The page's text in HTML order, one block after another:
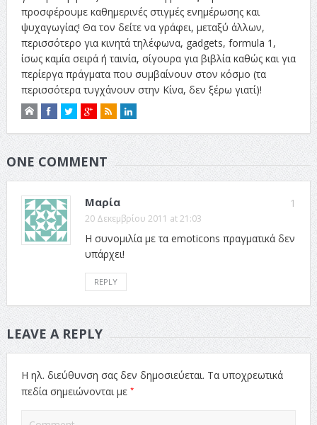
προσφέρουμε καθημερινές στιγμές ενημέρωσης και
ψυχαγωγίας! Θα τον δείτε να γράφει, μεταξύ άλλων,
περισσότερο για κινητά τηλέφωνα, gadgets, formula 1,
ίσως καμία σειρά ή ταινία, σίγουρα για βιβλία καθώς και για
περίεργα πράγματα που συμβαίνουν στον κόσμο (τα
περισσότερα τυγχάνουν στην Κίνα, δεν ξέρω γιατί)!
ONE COMMENT
1
Μαρία
20 Δεκεμβρίου 2011 at 21:03
Η συνομιλία με τα emoticons πραγματικά δεν
υπάρχει!
REPLY
LEAVE A REPLY
Η ηλ. διεύθυνση σας δεν δημοσιεύεται. Τα υποχρεωτικά
πεδία σημειώνονται με *